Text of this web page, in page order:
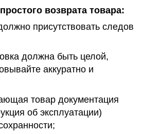
возврата товара:
присутствовать следов
должна быть целой,
аккуратно и
товар документация
об эксплуатации)